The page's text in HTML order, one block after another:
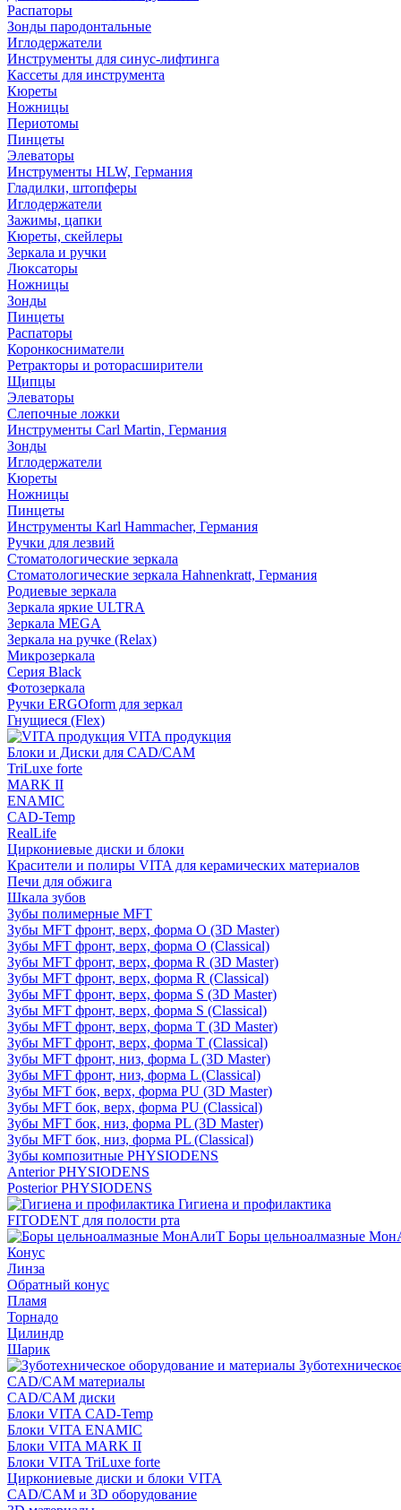
Распаторы
Зонды пародонтальные
Иглодержатели
Инструменты для синус-лифтинга
Кассеты для инструмента
Кюреты
Ножницы
Периотомы
Пинцеты
Элеваторы
Инструменты HLW, Германия
Гладилки, штопферы
Иглодержатели
Зажимы, цапки
Кюреты, скейлеры
Зеркала и ручки
Люксаторы
Ножницы
Зонды
Пинцеты
Распаторы
Коронкосниматели
Ретракторы и роторасширители
Щипцы
Элеваторы
Слепочные ложки
Инструменты Carl Martin, Германия
Зонды
Иглодержатели
Кюреты
Ножницы
Пинцеты
Инструменты Karl Hammacher, Германия
Ручки для лезвий
Стоматологические зеркала
Стоматологические зеркала Hahnenkratt, Германия
Родиевые зеркала
Зеркала яркие ULTRA
Зеркала MEGA
Зеркала на ручке (Relax)
Микрозеркала
Серия Black
Фотозеркала
Ручки ERGOform для зеркал
Гнущиеся (Flex)
VITA продукция
Блоки и Диски для CAD/CAM
TriLuxe forte
MARK II
ENAMIC
CAD-Temp
RealLife
Циркониевые диски и блоки
Красители и полиры VITA для керамических материалов
Печи для обжига
Шкала зубов
Зубы полимерные MFT
Зубы MFT фронт, верх, форма O (3D Master)
Зубы MFT фронт, верх, форма O (Classical)
Зубы MFT фронт, верх, форма R (3D Master)
Зубы MFT фронт, верх, форма R (Classical)
Зубы MFT фронт, верх, форма S (3D Master)
Зубы MFT фронт, верх, форма S (Classical)
Зубы MFT фронт, верх, форма T (3D Master)
Зубы MFT фронт, верх, форма T (Classical)
Зубы MFT фронт, низ, форма L (3D Master)
Зубы MFT фронт, низ, форма L (Classical)
Зубы MFT бок, верх, форма PU (3D Master)
Зубы MFT бок, верх, форма PU (Classical)
Зубы MFT бок, низ, форма PL (3D Master)
Зубы MFT бок, низ, форма PL (Classical)
Зубы композитные PHYSIODENS
Anterior PHYSIODENS
Posterior PHYSIODENS
Гигиена и профилактика
FITODENT для полости рта
Боры цельноалмазные
Конус
Линза
Обратный конус
Пламя
Торнадо
Цилиндр
Шарик
CAD/CAM материалы
CAD/CAM диски
Блоки VITA CAD-Temp
Блоки VITA ENAMIC
Блоки VITA MARK II
Блоки VITA TriLuxe forte
Циркониевые диски и блоки VITA
CAD/CAM и 3D оборудование